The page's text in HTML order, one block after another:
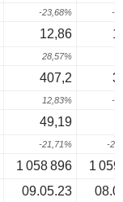
-23,68% -
12,86
28,57%
407,2
12,83% -
49,19
-21,71% -
1 058 896
1
09.05.23